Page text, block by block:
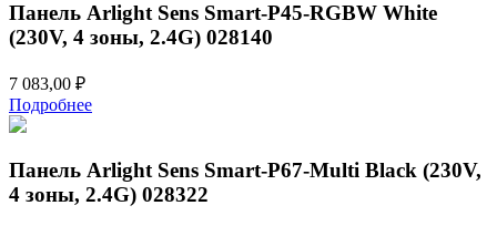
Панель Arlight Sens Smart-P45-RGBW White
(230V, 4 зоны, 2.4G) 028140
7 083,00 ₽
Подробнее
Панель Arlight Sens Smart-P67-Multi Black (230V,
4 зоны, 2.4G) 028322